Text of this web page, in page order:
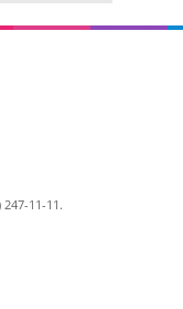
247-11-11.